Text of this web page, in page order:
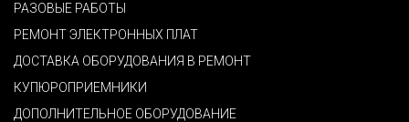
РАЗОВЫЕ РАБОТЫ
РЕМОНТ ЭЛЕКТРОННЫХ ПЛАТ
ДОСТАВКА ОБОРУДОВАНИЯ В РЕМОНТ
КУПЮРОПРИЕМНИКИ
ДОПОЛНИТЕЛЬНОЕ ОБОРУДОВАНИЕ